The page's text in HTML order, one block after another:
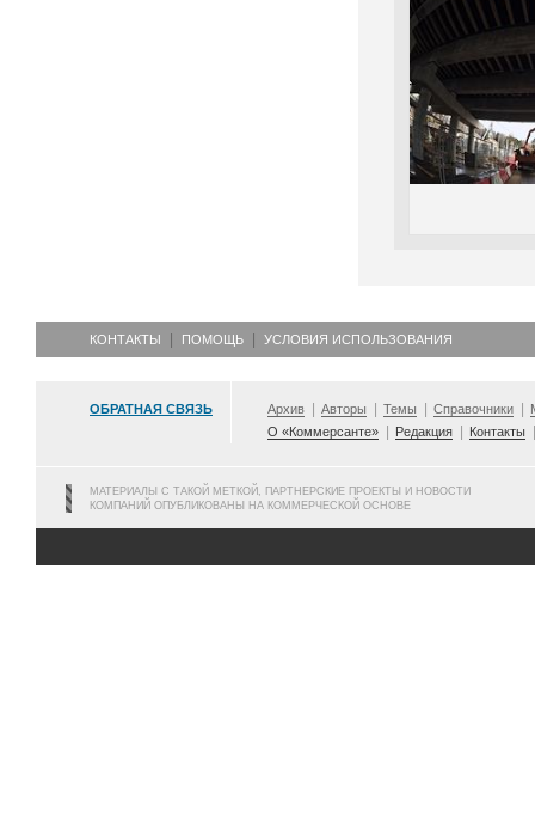
КОНТАКТЫ ПОМОЩЬ УСЛОВИЯ ИСПОЛЬЗОВАНИЯ
ОБРАТНАЯ СВЯЗЬ Архив Авторы Темы Справочники
О «Коммерсанте»
Редакция Контакты
МАТЕРИАЛЫ С ТАКОЙ МЕТКОЙ, ПАРТНЕРСКИЕ ПРОЕКТЫ И НОВОСТИ
КОМПАНИЙ ОПУБЛИКОВАНЫ НА КОММЕРЧЕСКОЙ ОСНОВЕ